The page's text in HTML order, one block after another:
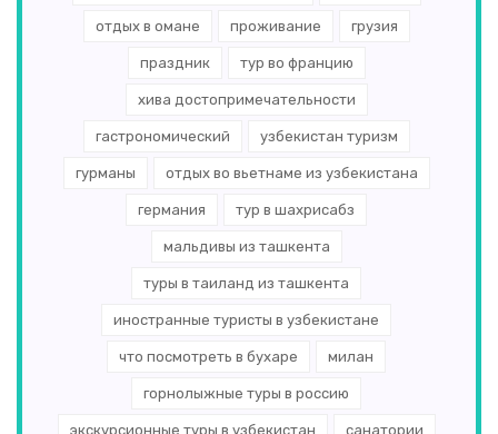
отдых в омане проживание грузия
праздник тур во францию
хива достопримечательности
гастрономический узбекистан туризм
гурманы отдых во вьетнаме из узбекистана
германия тур в шахрисабз
мальдивы из ташкента
туры в таиланд из ташкента
иностранные туристы в узбекистане
что посмотреть в бухаре милан
горнолыжные туры в россию
экскурсионные туры в узбекистан санатории